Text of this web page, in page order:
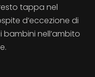
tappa nel
d’eccezione di
bambini nell’ambito